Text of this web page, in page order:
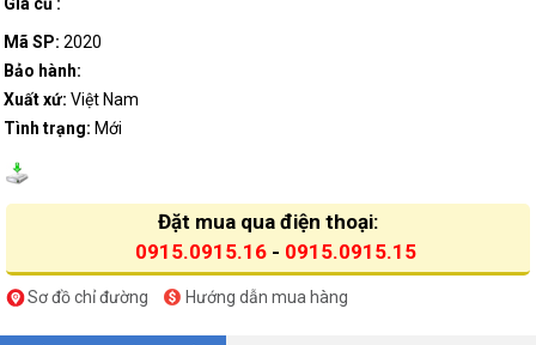
Giá cũ :
Mã SP: 2020
Bảo hành:
Xuất xứ: Việt Nam
Tình trạng: Mới
Đặt mua qua điện thoại:
0915.0915.16 - 0915.0915.15
Sơ đồ chỉ đường Hướng dẫn mua hàng